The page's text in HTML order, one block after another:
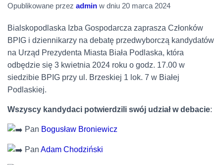
Opublikowane przez admin w dniu 20 marca 2024
Bialskopodlaska Izba Gospodarcza zaprasza Członków
BPIG i dziennikarzy na debatę przedwyborczą kandydatów
na Urząd Prezydenta Miasta Biała Podlaska, która
odbędzie się 3 kwietnia 2024 roku o godz. 17.00 w
siedzibie BPIG przy ul. Brzeskiej 1 lok. 7 w Białej
Podlaskiej.
Wszyscy kandydaci potwierdzili swój udział w debacie:
Pan Bogusław Broniewicz
Pan Adam Chodziński